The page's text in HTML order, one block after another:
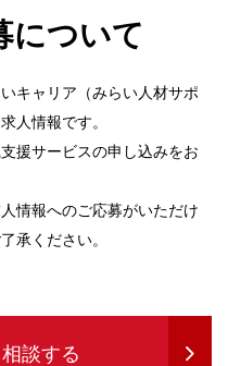
について
キャリア（みらい人材サポ
人情報です。
援サービスの申し込みをお
情報へのご応募がいただけ
承ください。
談する